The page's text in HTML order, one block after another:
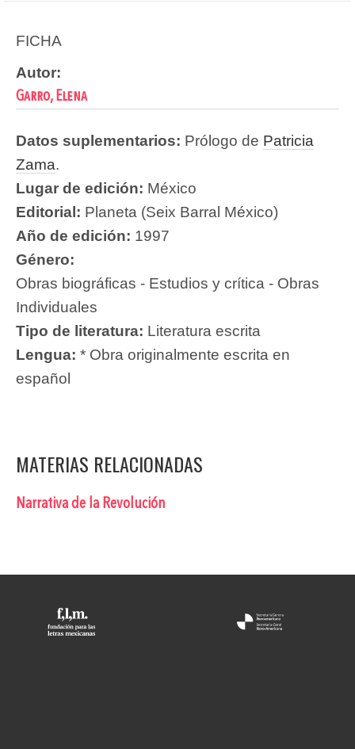
FICHA
Autor:
Garro, Elena
Datos suplementarios: Prólogo de Patricia
Zama.
Lugar de edición: México
Editorial: Planeta (Seix Barral México)
Año de edición: 1997
Género:
Obras biográficas - Estudios y crítica - Obras
Individuales
Tipo de literatura: Literatura escrita
Lengua: * Obra originalmente escrita en
español
MATERIAS RELACIONADAS
Narrativa de la Revolución